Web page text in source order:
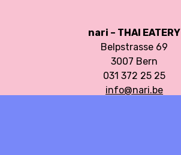
nari – THAI EATERY
Belpstrasse 69
3007 Bern
031 372 25 25
info@nari.be